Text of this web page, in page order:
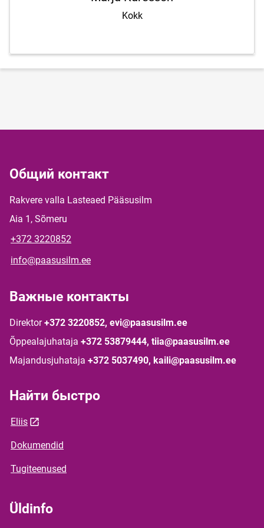
Kokk
Общий контакт
Rakvere valla Lasteaed Pääsusilm
Aia 1, Sõmeru
+372 3220852
info@paasusilm.ee
Важные контакты
Direktor +372 3220852, evi@paasusilm.ee
Õppealajuhataja +372 53879444, tiia@paasusilm.ee
Majandusjuhataja +372 5037490, kaili@paasusilm.ee
Найти быстро
Eliis
Dokumendid
Tugiteenused
Üldinfo